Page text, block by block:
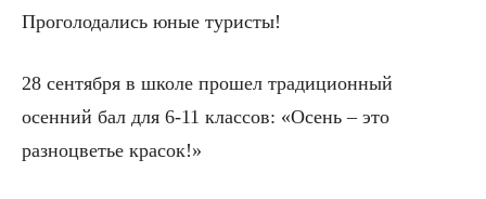
Проголодались юные туристы!
28 сентября в школе прошел традиционный
осенний бал для 6-11 классов: «Осень – это
разноцветье красок!»